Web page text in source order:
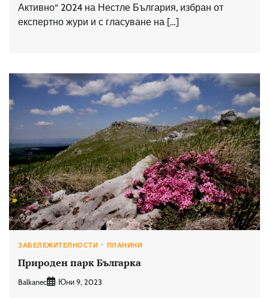
Активно“ 2024 на Нестле България, избран от
експертно жури и с гласуване на […]
ЗАБЕЛЕЖИТЕЛНОСТИ ПЛАНИНИ
Природен парк Българка
Balkanec Юни 9, 2023